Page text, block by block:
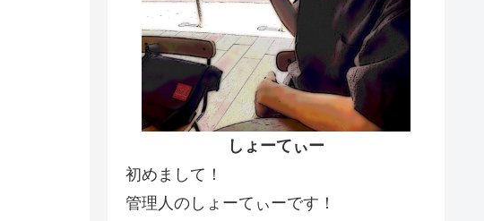
しょーてぃー
初めまして！
管理人のしょーてぃーです！